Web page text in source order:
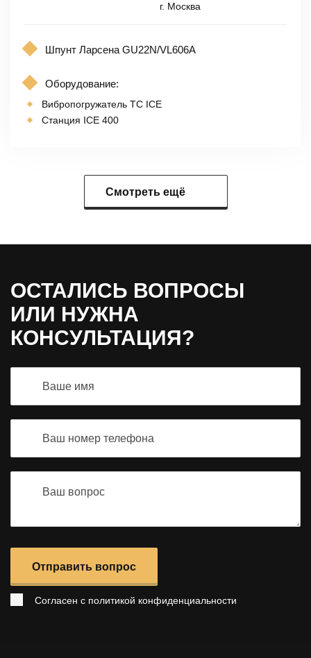
г. Москва
Шпунт Ларсена GU22N/VL606A
Оборудование:
Вибропогружатель TC ICE
Станция ICE 400
Смотреть ещё
ОСТАЛИСЬ ВОПРОСЫ
ИЛИ НУЖНА
КОНСУЛЬТАЦИЯ?
Отправить вопрос
Согласен с политикой конфиденциальности